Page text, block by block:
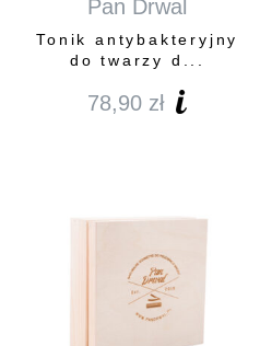
Pan Drwal
Tonik antybakteryjny
do twarzy d...
78,90 zł